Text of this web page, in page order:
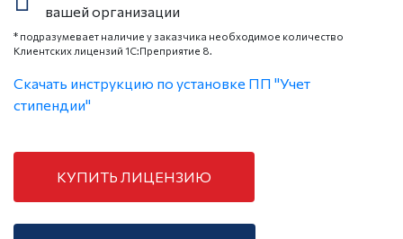
вашей организации
* подразумевает наличие у заказчика необходимое количество
Клиентских лицензий 1С:Преприятие 8.
Скачать инструкцию по установке ПП "Учет
стипендии"
КУПИТЬ ЛИЦЕНЗИЮ